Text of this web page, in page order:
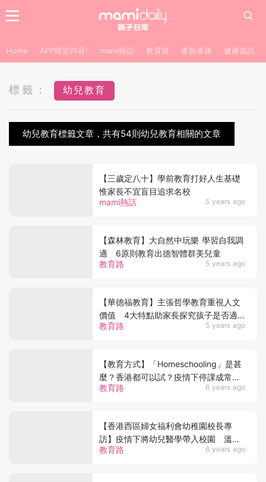
Home APP限定內容! mami熱話 教育路 產前產後 健康資訊
標籤： 幼兒教育
幼兒教育標籤文章，共有54則幼兒教育相關的文章
mami熱話 5 years ago
【三歲定八十】學前教育打好人生基礎
惟家長不宜盲目追求名校
教育路 5 years ago
【森林教育】大自然中玩樂 學習自我調
適 6原則教育出德智體群美兒童
教育路 5 years ago
【華德福教育】主張哲學教育重視人文
價值 4大特點助家長探究孩子是否適
合華式教育
教育路 6 years ago
【教育方式】「Homeschooling」是甚
麼？香港都可以試？疫情下停課成常態
促「另類教育」冒起！
教育路 6 years ago
【香港西區婦女福利會幼稚園校長專
訪】疫情下將幼兒醫學帶入校園 溫志
倫校長：教小朋友關心別人、保護自